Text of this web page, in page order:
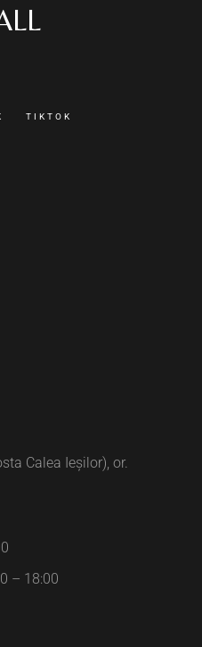
TIKTOK
Calea Ieșilor), or.
– 18:00